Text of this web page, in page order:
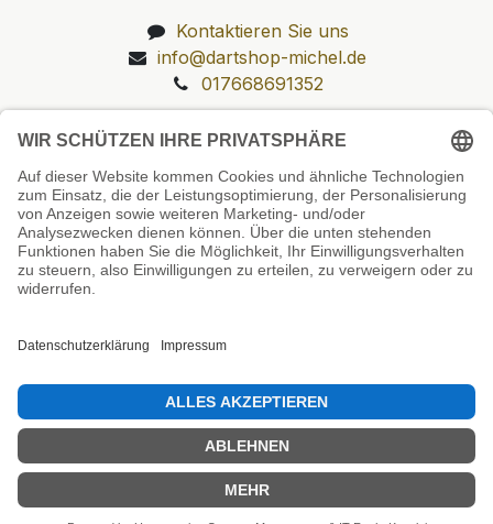
Kontaktieren Sie uns
info@dartshop-michel.de
017668691352
Unsere Prüfsiegel